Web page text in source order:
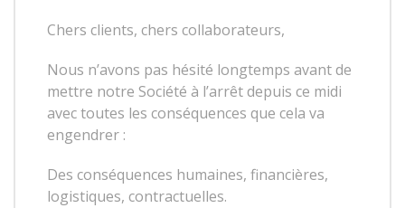
Chers clients, chers collaborateurs,
Nous n’avons pas hésité longtemps avant de
mettre notre Société à l’arrêt depuis ce midi
avec toutes les conséquences que cela va
engendrer :
Des conséquences humaines, financières,
logistiques, contractuelles.